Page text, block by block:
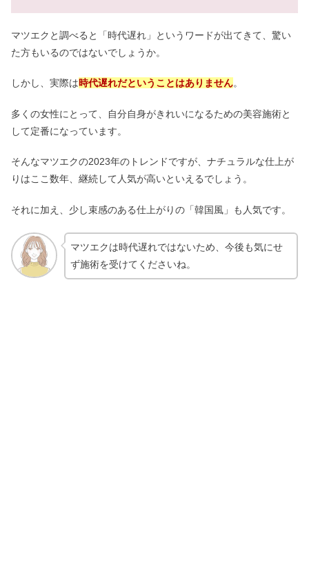
マツエクと調べると「時代遅れ」というワードが出てきて、驚い
た方もいるのではないでしょうか。
しかし、実際は時代遅れだということはありません。
多くの女性にとって、自分自身がきれいになるための美容施術と
して定番になっています。
そんなマツエクの2023年のトレンドですが、ナチュラルな仕上が
りはここ数年、継続して人気が高いといえるでしょう。
それに加え、少し束感のある仕上がりの「韓国風」も人気です。
マツエクは時代遅れではないため、今後も気にせ
ず施術を受けてくださいね。